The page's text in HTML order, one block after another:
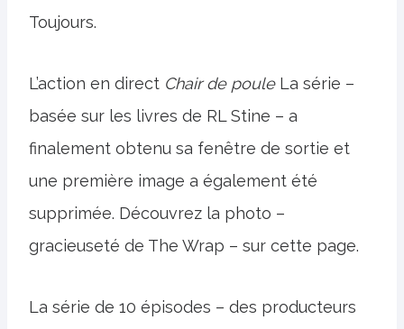
Toujours.
L’action en direct Chair de pouleLa série –
basée sur les livres de RL Stine – a
finalement obtenu sa fenêtre de sortie et
une première image a également été
supprimée. Découvrez la photo –
gracieuseté de The Wrap – sur cette page.
La série de 10 épisodes – des producteurs